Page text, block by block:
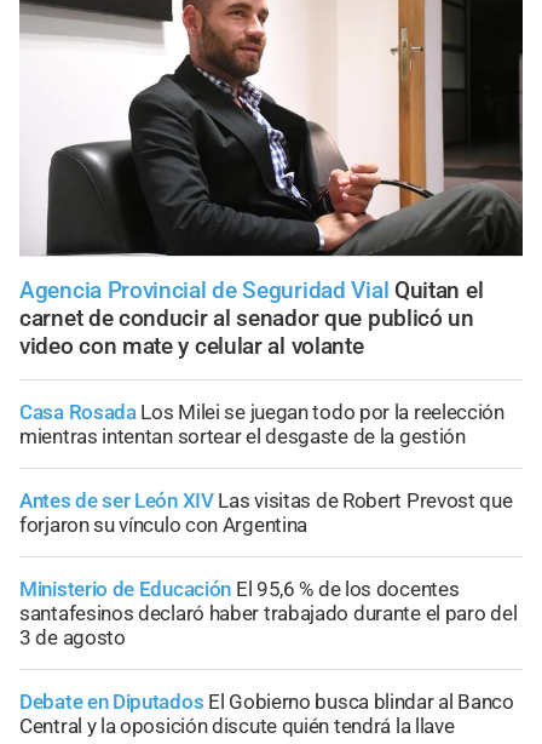
Agencia Provincial de Seguridad Vial Quitan el
carnet de conducir al senador que publicó un
video con mate y celular al volante
Casa Rosada Los Milei se juegan todo por la reelección
mientras intentan sortear el desgaste de la gestión
Antes de ser León XIV Las visitas de Robert Prevost que
forjaron su vínculo con Argentina
Ministerio de Educación El 95,6 % de los docentes
santafesinos declaró haber trabajado durante el paro del
3 de agosto
Debate en Diputados El Gobierno busca blindar al Banco
Central y la oposición discute quién tendrá la llave